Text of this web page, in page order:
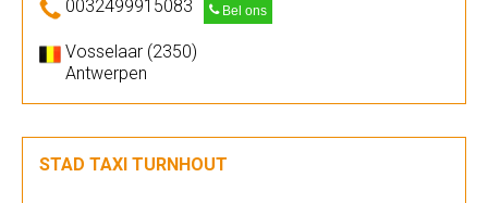
0032499915083 Bel ons
Vosselaar (2350)
Antwerpen
STAD TAXI TURNHOUT